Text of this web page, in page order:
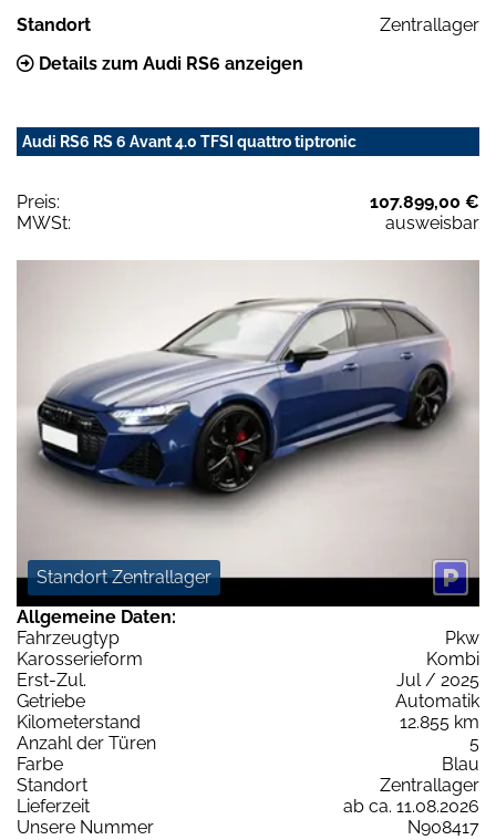
Standort
Zentrallager
Details zum Audi RS6 anzeigen
Audi RS6 RS 6 Avant 4.0 TFSI quattro tiptronic
Preis:
107.899,00 €
MWSt:
ausweisbar
Standort Zentrallager
Allgemeine Daten:
Fahrzeugtyp
Pkw
Karosserieform
Kombi
Erst-Zul.
Jul / 2025
Getriebe
Automatik
Kilometerstand
12.855 km
Anzahl der Türen
5
Farbe
Blau
Standort
Zentrallager
Lieferzeit
ab ca. 11.08.2026
Unsere Nummer
N908417